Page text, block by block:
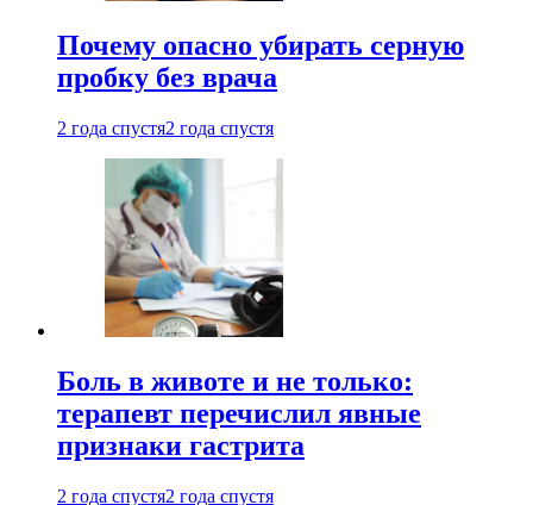
Почему опасно убирать серную
пробку без врача
2 года спустя2 года спустя
Боль в животе и не только:
терапевт перечислил явные
признаки гастрита
2 года спустя2 года спустя